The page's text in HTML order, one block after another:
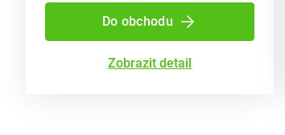
Do obchodu
Zobrazit detail